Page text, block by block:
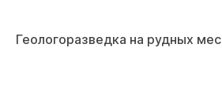
Геологоразведка на рудных